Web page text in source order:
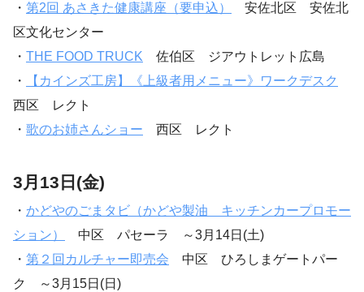
・ 第2回 あさきた健康講座（要申込）
安佐北区 安佐北
区文化センター
・ THE FOOD TRUCK 佐伯区 ジアウトレット広島
・
【カインズ工房】《上級者用メニュー》ワークデスク
西区 レクト
・ 歌のお姉さんショー 西区 レクト
3月13日(金)
・ かどやのごまタビ（かどや製油 キッチンカープロモー
ション）
中区 パセーラ ～3月14日(土)
・ 第２回カルチャー即売会 中区 ひろしまゲートパー
ク ～3月15日(日)